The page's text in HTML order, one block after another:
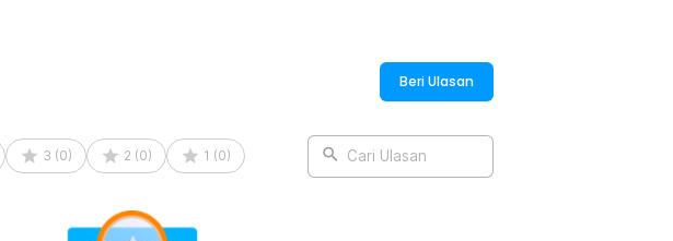
Beri Ulasan
3 (0) 2 (0) 1 (0) Cari Ulasan